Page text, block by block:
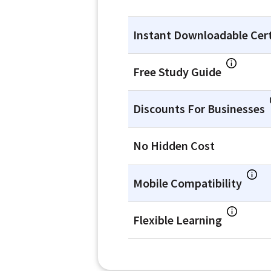
Instant Downloadable
Free Study Guide
Discounts For Businesses
No Hidden Cost
Mobile Compatibility
Flexible Learning